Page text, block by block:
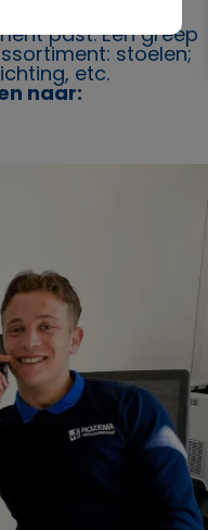
over welke
past. Een greep
stoelen;
etc.
naar: